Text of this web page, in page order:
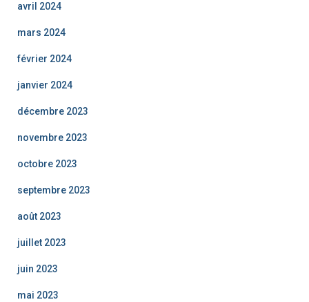
avril 2024
mars 2024
février 2024
janvier 2024
décembre 2023
novembre 2023
octobre 2023
septembre 2023
août 2023
juillet 2023
juin 2023
mai 2023